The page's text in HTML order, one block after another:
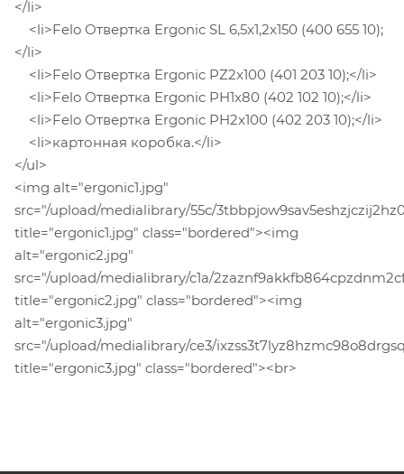
</li>
<li>Felo Отвертка Ergonic SL 6,5x1,2x150 (400 655 10);
</li>
<li>Felo Отвертка Ergonic PZ2x100 (401 203 10);</li>
<li>Felo Отвертка Ergonic PH1x80 (402 102 10);</li>
<li>Felo Отвертка Ergonic PH2x100 (402 203 10);</li>
<li>картонная коробка.</li>
</ul>
<img alt="ergonic1.jpg"
src="/upload/medialibrary/55c/
title="ergonic1.jpg" class="bordered"><img
alt="ergonic2.jpg"
src="/upload/medialibrary/c1a/
title="ergonic2.jpg" class="bordered"><img
alt="ergonic3.jpg"
src="/upload/medialibrary/ce3/
title="ergonic3.jpg" class="bordered"><br>